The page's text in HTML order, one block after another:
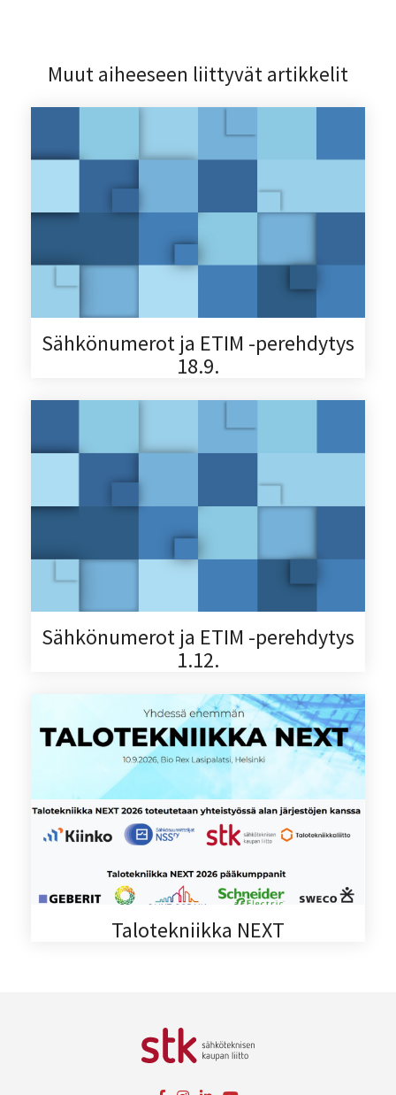
Muut aiheeseen liittyvät artikkelit
Sähkönumerot ja ETIM -perehdytys
18.9.
Sähkönumerot ja ETIM -perehdytys
1.12.
Talotekniikka NEXT